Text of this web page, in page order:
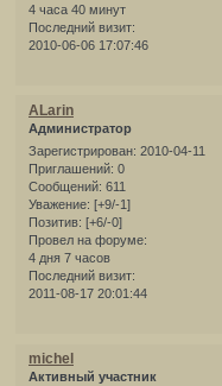
4 часа 40 минут
Последний визит:
2010-06-06 17:07:46
ALarin
Администратор
Зарегистрирован: 2010-04-11
Приглашений: 0
Сообщений: 611
Уважение: [+9/-1]
Позитив: [+6/-0]
Провел на форуме:
4 дня 7 часов
Последний визит:
2011-08-17 20:01:44
michel
Активный участник